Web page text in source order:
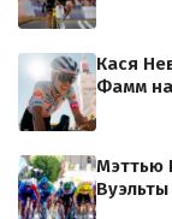
Кася
Фамм
Мэттью